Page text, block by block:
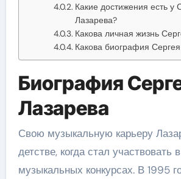
Какие достижения есть у
Лазарева?
Какова личная жизнь
Какова биография
Биография
Лазарева
Свою музыкальную карьеру
детстве, когда стал участвовать
музыкальных конкурсах. В 1995